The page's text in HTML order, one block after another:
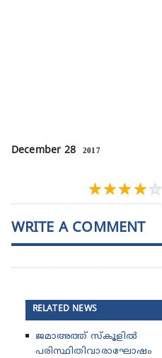
December 28 2017
★★★★★
WRITE A COMMENT
RELATED NEWS
ജമാഅത്ത് സ്കൂ‌ളിൽ
പരിസ്ഥിതിവാരാഘോഷം